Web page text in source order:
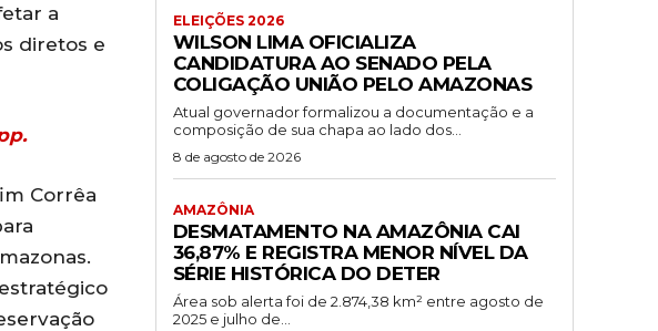
a
diretos e
Corrêa
ELEIÇÕES 2026
WILSON LIMA OFICIALIZA
CANDIDATURA AO SENADO PELA
COLIGAÇÃO UNIÃO PELO AMAZONAS
Atual governador formalizou a documentação e a
composição de sua chapa ao lado dos...
8 de agosto de 2026
AMAZÔNIA
DESMATAMENTO NA AMAZÔNIA CAI
36,87% E REGISTRA MENOR NÍVEL DA
SÉRIE HISTÓRICA DO DETER
Área sob alerta foi de 2.874,38 km² entre agosto de
2025 e julho de...